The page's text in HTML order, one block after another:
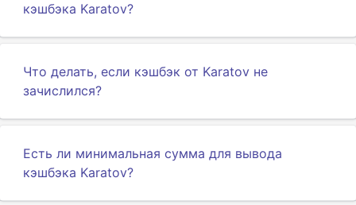
кэшбэка Karatov?
Что делать, если кэшбэк от Karatov не
зачислился?
Есть ли минимальная сумма для вывода
кэшбэка Karatov?